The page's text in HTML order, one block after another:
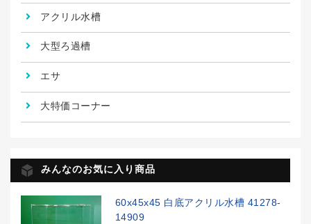
アクリル水槽
大型ろ過槽
エサ
大特価コーナー
みんなのお気に入り商品
60x45x45 白底アクリル水槽 41278-
14909